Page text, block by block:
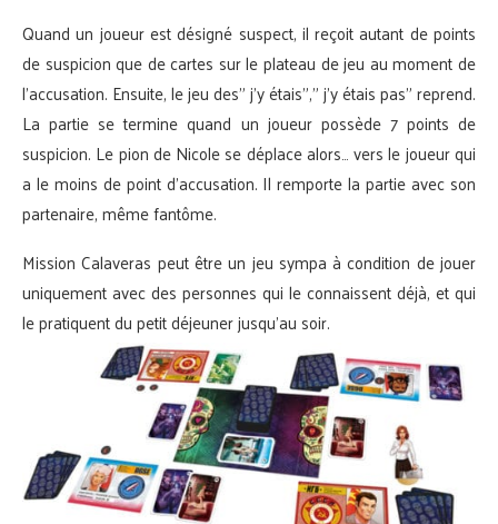
Quand un joueur est désigné suspect, il reçoit autant de points
de suspicion que de cartes sur le plateau de jeu au moment de
l’accusation. Ensuite, le jeu des” j’y étais”,” j’y étais pas” reprend.
La partie se termine quand un joueur possède 7 points de
suspicion. Le pion de Nicole se déplace alors… vers le joueur qui
a le moins de point d’accusation. Il remporte la partie avec son
partenaire, même fantôme.
Mission Calaveras peut être un jeu sympa à condition de jouer
uniquement avec des personnes qui le connaissent déjà, et qui
le pratiquent du petit déjeuner jusqu’au soir.